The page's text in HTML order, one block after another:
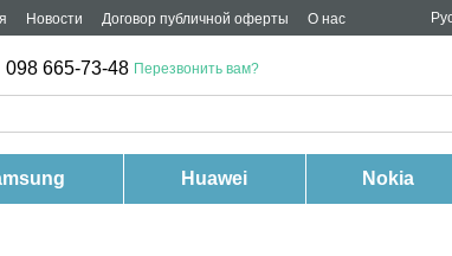
Новости Договор публичной оферты О нас
098 665-73-48 Перезвонить вам?
Huawei Nokia